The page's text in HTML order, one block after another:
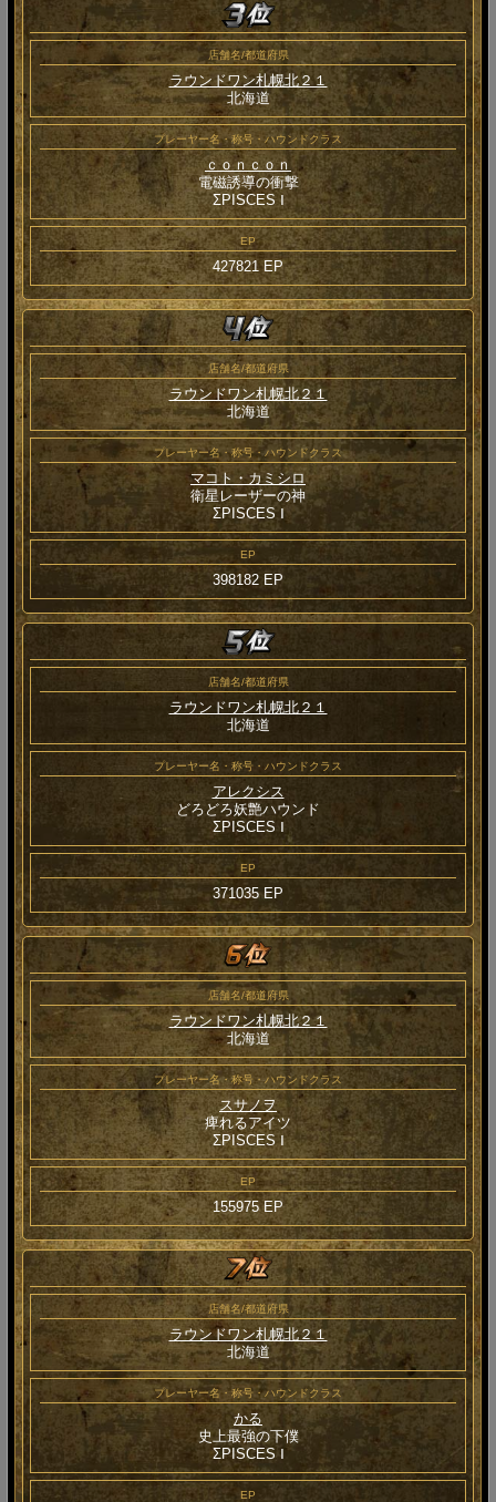
店舗名/都道府県
ラウンドワン札幌北２１
北海道
プレーヤー名・称号・ハウンドクラス
ｃｏｎｃｏｎ
電磁誘導の衝撃
ΣPISCES Ⅰ
EP
427821 EP
店舗名/都道府県
ラウンドワン札幌北２１
北海道
プレーヤー名・称号・ハウンドクラス
マコト・カミシロ
衛星レーザーの神
ΣPISCES Ⅰ
EP
398182 EP
店舗名/都道府県
ラウンドワン札幌北２１
北海道
プレーヤー名・称号・ハウンドクラス
アレクシス
どろどろ妖艶ハウンド
ΣPISCES Ⅰ
EP
371035 EP
店舗名/都道府県
ラウンドワン札幌北２１
北海道
プレーヤー名・称号・ハウンドクラス
スサノヲ
痺れるアイツ
ΣPISCES Ⅰ
EP
155975 EP
店舗名/都道府県
ラウンドワン札幌北２１
北海道
プレーヤー名・称号・ハウンドクラス
かる
史上最強の下僕
ΣPISCES Ⅰ
EP